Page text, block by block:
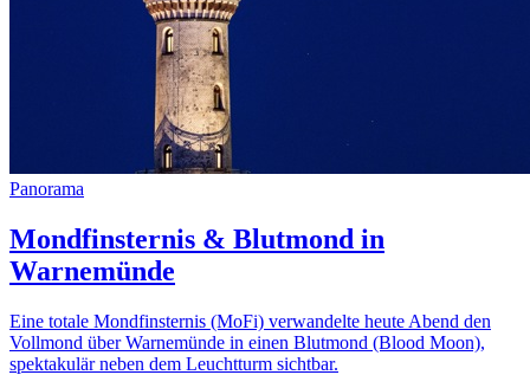
Panorama
Mondfinsternis & Blutmond in
Warnemünde
Eine totale Mondfinsternis (MoFi) verwandelte heute Abend den
Vollmond über Warnemünde in einen Blutmond (Blood Moon),
spektakulär neben dem Leuchtturm sichtbar.